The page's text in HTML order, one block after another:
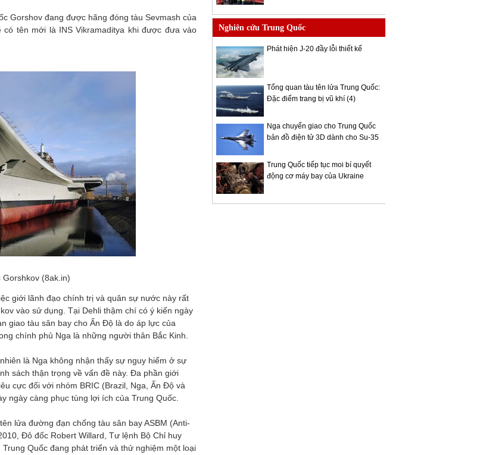
Gorshov đang được hãng đóng tàu Sevmash của
tên mới là INS Vikramaditya khi được đưa vào
(8ak.in)
giới lãnh đạo chính trị và quân sự nước này rất
vào sử dụng. Tại Dehli thậm chí có ý kiến ngày
giao tàu sân bay cho Ấn Độ là do áp lực của
chính phủ Nga là những người thân Bắc Kinh.
là Nga không nhận thấy sự nguy hiểm ở sự
sách thận trọng về vấn đề này. Đa phần giới
cực đối với nhóm BRIC (Brazil, Nga, Ấn Độ và
ngày càng phục tùng lợi ích của Trung Quốc.
lửa đường đạn chống tàu sân bay ASBM (Anti-
Đô đốc Robert Willard, Tư lệnh Bộ Chỉ huy
Quốc đang phát triển và thử nghiệm một loại
Nghiên cứu Trung Quốc
Phát hiện J-20 đầy lỗi thiết kế
Tổng quan tàu tên lửa Trung Quốc:
Đặc điểm trang bị vũ khí (4)
Nga chuyển giao cho Trung Quốc
bản đồ điện tử 3D dành cho Su-35
Trung Quốc tiếp tục moi bí quyết
động cơ máy bay của Ukraine